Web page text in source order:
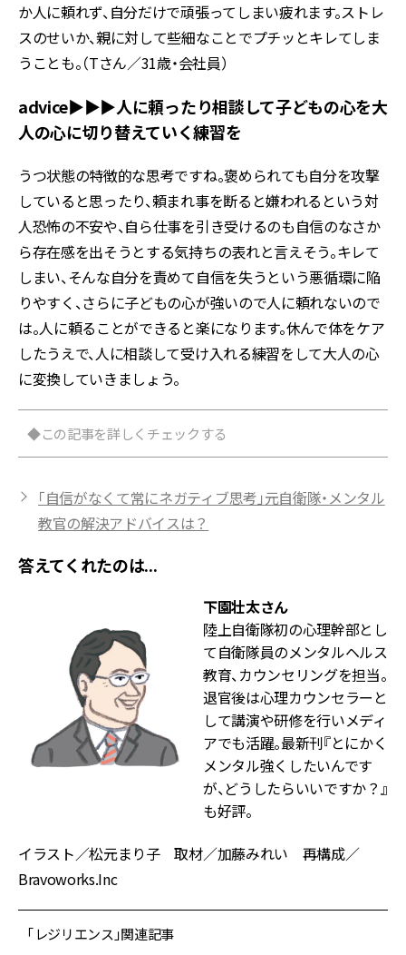
か人に頼れず、自分だけで頑張ってしまい疲れます。ストレ
スのせいか、親に対して些細なことでプチッとキレてしま
うことも。（Tさん／31歳・会社員）
advice▶︎▶︎▶︎人に頼ったり相談して子どもの心を大
人の心に切り替えていく練習を
うつ状態の特徴的な思考ですね。褒められても自分を攻撃
していると思ったり、頼まれ事を断ると嫌われるという対
人恐怖の不安や、自ら仕事を引き受けるのも自信のなさか
ら存在感を出そうとする気持ちの表れと言えそう。キレて
しまい、そんな自分を責めて自信を失うという悪循環に陥
りやすく、さらに子どもの心が強いので人に頼れないので
は。人に頼ることができると楽になります。休んで体をケア
したうえで、人に相談して受け入れる練習をして大人の心
に変換していきましょう。
◆この記事を詳しくチェックする
「自信がなくて常にネガティブ思考」元自衛隊・メンタル
教官の解決アドバイスは？
答えてくれたのは...
下園壮太さん
陸上自衛隊初の心理幹部とし
て自衛隊員のメンタルヘルス
教育、カウンセリングを担当。
退官後は心理カウンセラーと
して講演や研修を行いメディ
アでも活躍。最新刊『とにかく
メンタル強くしたいんです
が、どうしたらいいですか？』
も好評。
イラスト／松元まり子 取材／加藤みれい 再構成／
Bravoworks.Inc
「レジリエンス」関連記事